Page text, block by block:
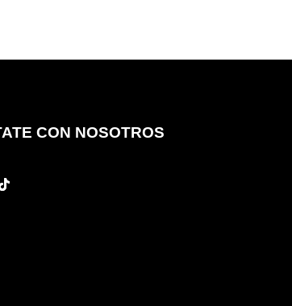
CON NOSOTROS